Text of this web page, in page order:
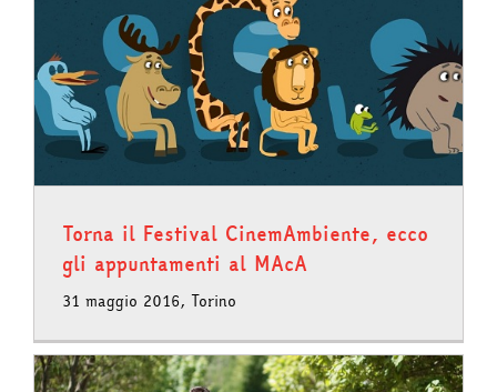
Torna il Festival CinemAmbiente, ecco
gli appuntamenti al MAcA
31 maggio 2016, Torino